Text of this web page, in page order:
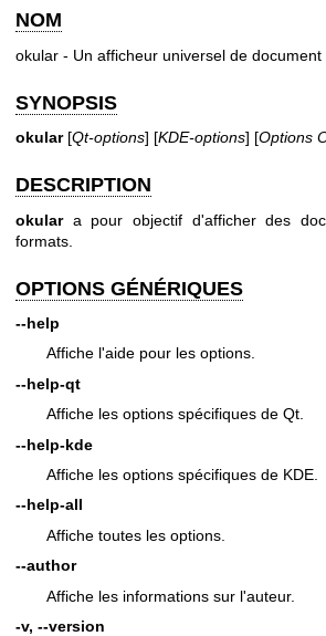
NOM
okular - Un afficheur universel de document
SYNOPSIS
okular[Qt-options] [KDE-options] [Options
DESCRIPTION
okulara pour objectif d'afficher des
formats.
OPTIONS GÉNÉRIQUES
--help
Affiche l'aide pour les options.
--help-qt
Affiche les options spécifiques de Qt.
--help-kde
Affiche les options spécifiques de KDE.
--help-all
Affiche toutes les options.
--author
Affiche les informations sur l'auteur.
-v, --version